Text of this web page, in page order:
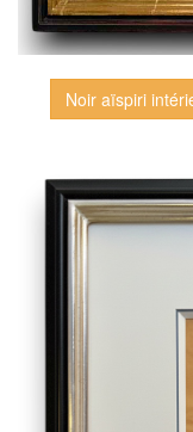
Noir aïspiri